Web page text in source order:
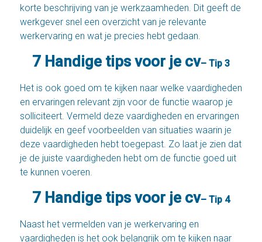
korte beschrijving van je werkzaamheden. Dit geeft de
werkgever snel een overzicht van je relevante
werkervaring en wat je precies hebt gedaan.
7 Handige tips voor je cv– Tip 3
Het is ook goed om te kijken naar welke vaardigheden
en ervaringen relevant zijn voor de functie waarop je
solliciteert. Vermeld deze vaardigheden en ervaringen
duidelijk en geef voorbeelden van situaties waarin je
deze vaardigheden hebt toegepast. Zo laat je zien dat
je de juiste vaardigheden hebt om de functie goed uit
te kunnen voeren.
7 Handige tips voor je cv– Tip 4
Naast het vermelden van je werkervaring en
vaardigheden is het ook belangrijk om te kijken naar